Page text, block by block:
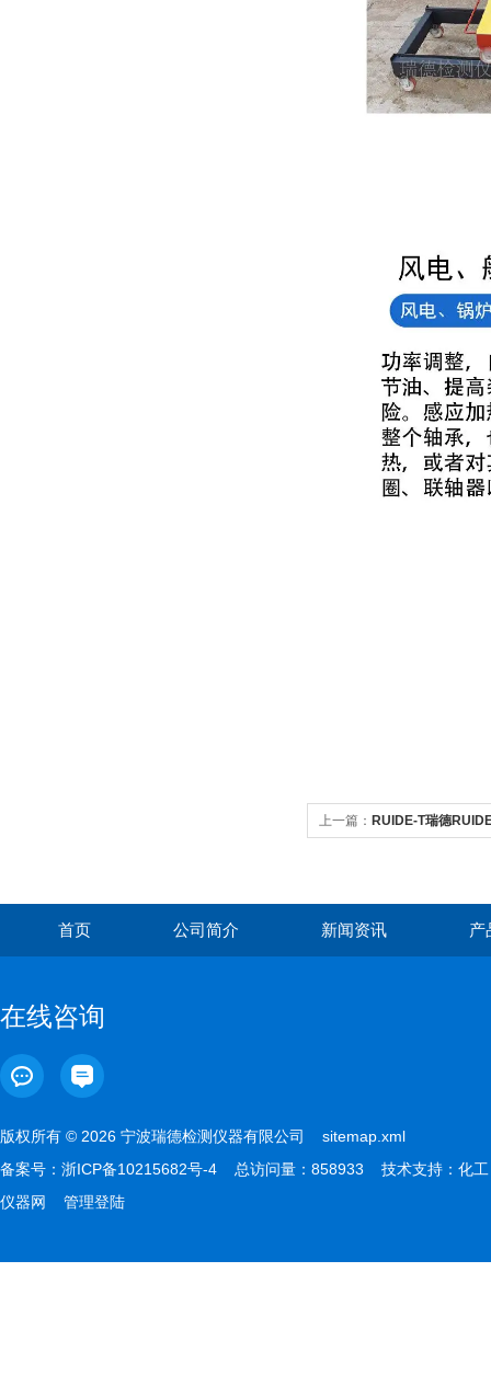
上一篇： RUIDE-T瑞德
首页 公司简介 新闻资讯 产
在线咨询
版权所有 © 2026 宁波瑞德检测仪器有限公司 sitemap.xml
备案号： 浙ICP备10215682号-4 总访问量：858933 技术支持： 化工
仪器网
管理登陆